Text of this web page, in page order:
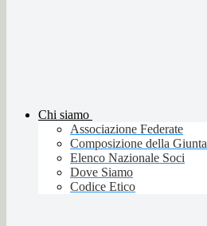
Chi siamo
Associazione Federate
Composizione della Giunta
Elenco Nazionale Soci
Dove Siamo
Codice Etico